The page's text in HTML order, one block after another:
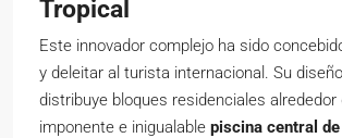
Tropical
Este innovador complejo ha sido
y deleitar al turista internacional. Su
distribuye bloques residenciales alrededor
imponente e inigualable piscina central